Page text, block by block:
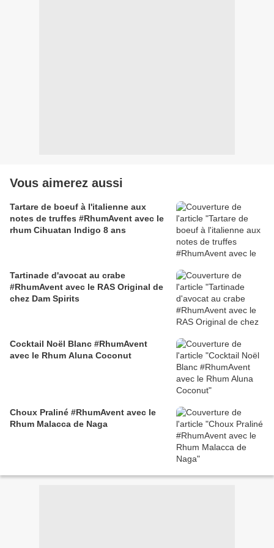
Vous aimerez aussi
Tartare de boeuf à l'italienne aux
notes de truffes #RhumAvent avec le
rhum Cihuatan Indigo 8 ans
Tartinade d'avocat au crabe
#RhumAvent avec le RAS Original de
chez Dam Spirits
Cocktail Noël Blanc #RhumAvent
avec le Rhum Aluna Coconut
Choux Praliné #RhumAvent avec le
Rhum Malacca de Naga